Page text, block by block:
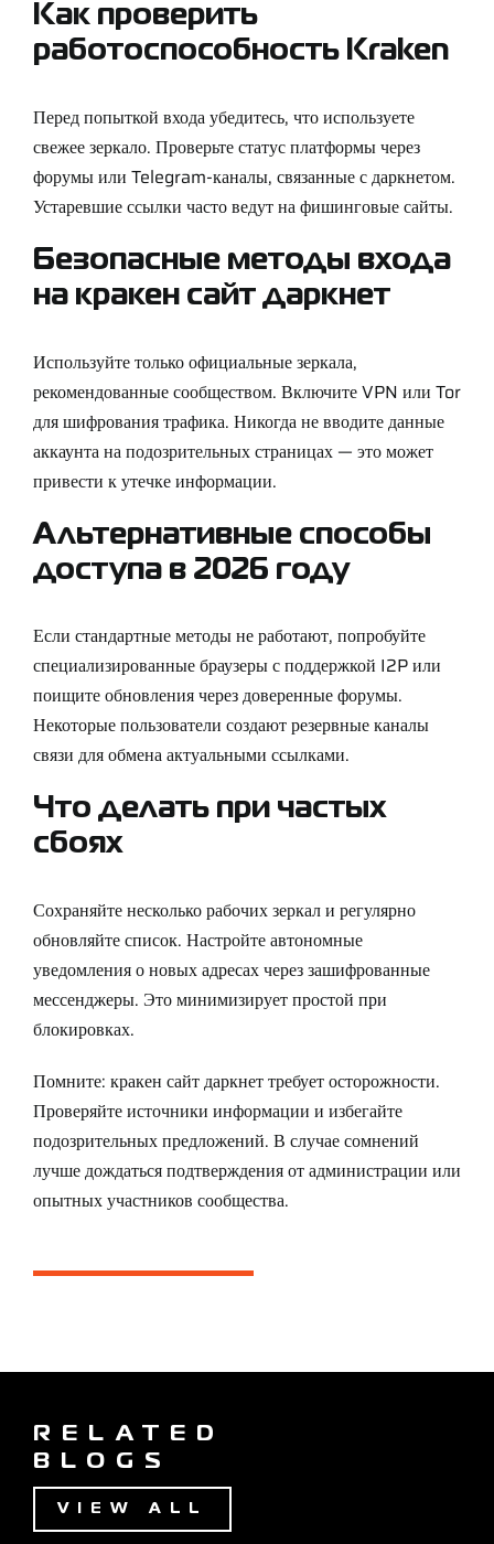
Как проверить
работоспособность Kraken
Перед попыткой входа убедитесь, что используете
свежее зеркало. Проверьте статус платформы через
форумы или Telegram-каналы, связанные с даркнетом.
Устаревшие ссылки часто ведут на фишинговые сайты.
Безопасные методы входа
на кракен сайт даркнет
Используйте только официальные зеркала,
рекомендованные сообществом. Включите VPN или Tor
для шифрования трафика. Никогда не вводите данные
аккаунта на подозрительных страницах — это может
привести к утечке информации.
Альтернативные способы
доступа в 2026 году
Если стандартные методы не работают, попробуйте
специализированные браузеры с поддержкой I2P или
поищите обновления через доверенные форумы.
Некоторые пользователи создают резервные каналы
связи для обмена актуальными ссылками.
Что делать при частых
сбоях
Сохраняйте несколько рабочих зеркал и регулярно
обновляйте список. Настройте автономные
уведомления о новых адресах через зашифрованные
мессенджеры. Это минимизирует простой при
блокировках.
Помните: кракен сайт даркнет требует осторожности.
Проверяйте источники информации и избегайте
подозрительных предложений. В случае сомнений
лучше дождаться подтверждения от администрации или
опытных участников сообщества.
RELATED
BLOGS
VIEW ALL